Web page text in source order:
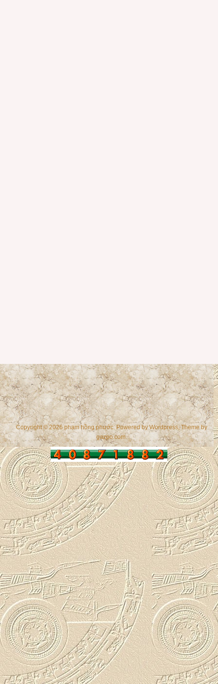
Copyright © 2026 phạm hồng phước. Powered byWordpress , Theme by
gazpo.com.